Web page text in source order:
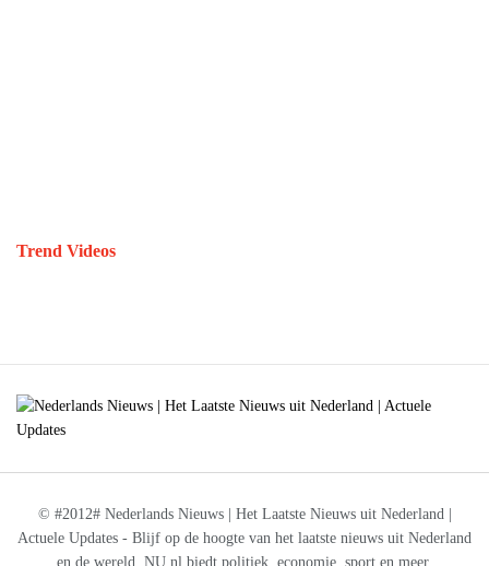
Trend Videos
© #2012# Nederlands Nieuws | Het Laatste Nieuws uit Nederland |
Actuele Updates - Blijf op de hoogte van het laatste nieuws uit Nederland
en de wereld. NU.nl biedt politiek, economie, sport en meer.